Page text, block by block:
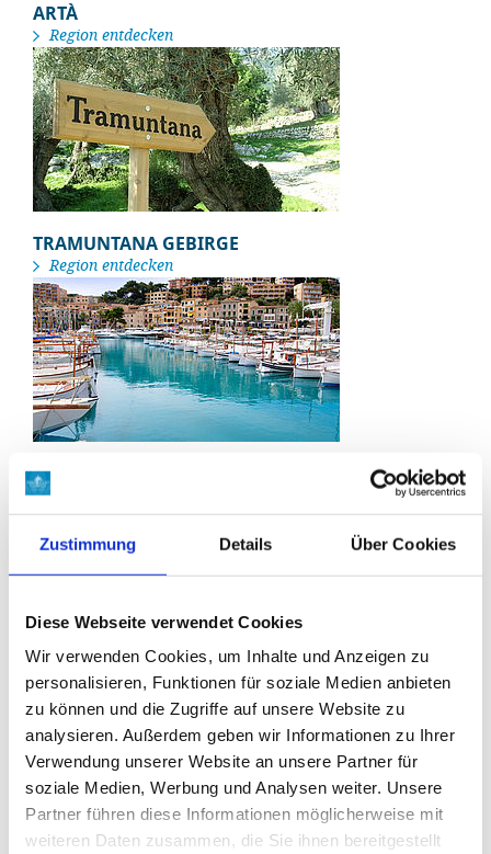
Zustimmung Details Über Cookies
Diese Webseite verwendet Cookies
Wir verwenden Cookies, um Inhalte und Anzeigen zu
personalisieren, Funktionen für soziale Medien anbieten
zu können und die Zugriffe auf unsere Website zu
analysieren. Außerdem geben wir Informationen zu Ihrer
Verwendung unserer Website an unsere Partner für
soziale Medien, Werbung und Analysen weiter. Unsere
Partner führen diese Informationen möglicherweise mit
weiteren Daten zusammen, die Sie ihnen bereitgestellt
ARTÀ
Region entdecken
TRAMUNTANA GEBIRGE
Region entdecken
SOLLÈR
Region entdecken
POLLENSA
Region entdecken